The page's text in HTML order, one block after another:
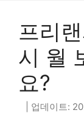
프리
시 월
요?